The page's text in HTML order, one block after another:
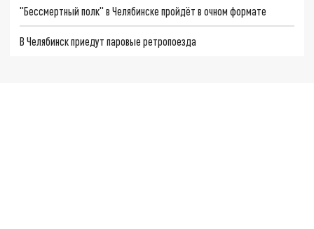
"Бессмертный полк" в Челябинске пройдёт в очном формате
В Челябинск приедут паровые ретропоезда